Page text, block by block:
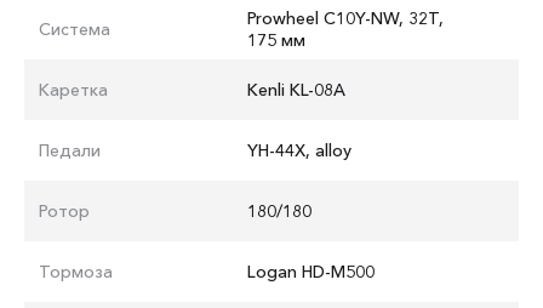
Система
Prowheel C10Y-NW, 32T,
175 мм
Каретка Kenli KL-08A
Педали YH-44X, alloy
Ротор 180/180
Тормоза Logan HD-M500